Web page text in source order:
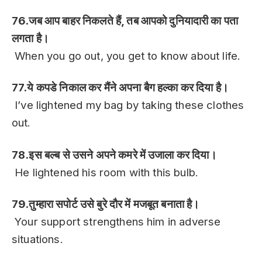
76.जब आप बाहर निकलते हैं, तब आपको दुनियादारी का पता
लगता है।
When you go out, you get to know about life.
77.ये कपडे निकाल कर मैंने अपना बैग हल्का कर दिया है।
I’ve lightened my bag by taking these clothes
out.
78.इस बल्ब से उसने अपने कमरे में उजाला कर दिया।
He lightened his room with this bulb.
79.तुम्हारा सपोर्ट उसे बुरे दौर में मजबूत बनाता है।
Your support strengthens him in adverse
situations.